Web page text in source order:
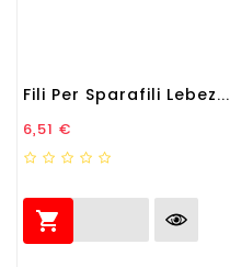
Fili Per Sparafili Lebez...
Prezzo
6,51 €
